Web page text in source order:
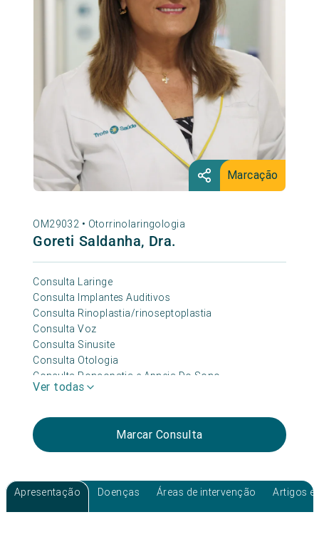
Marcação
OM29032 • Otorrinolaringologia
Goreti Saldanha, Dra.
Consulta Laringe
Consulta Implantes Auditivos
Consulta Rinoplastia/rinoseptoplastia
Consulta Voz
Consulta Sinusite
Consulta Otologia
Consulta Roncopatia e Apneia Do Sono
Consulta Surdez
Consulta Vertigem
Consulta Otorrinolaringologia
Consulta Zumbido
Ver todas
Marcar Consulta
Apresentação Doenças Áreas de intervenção Artigos e